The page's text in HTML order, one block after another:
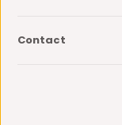
Contact